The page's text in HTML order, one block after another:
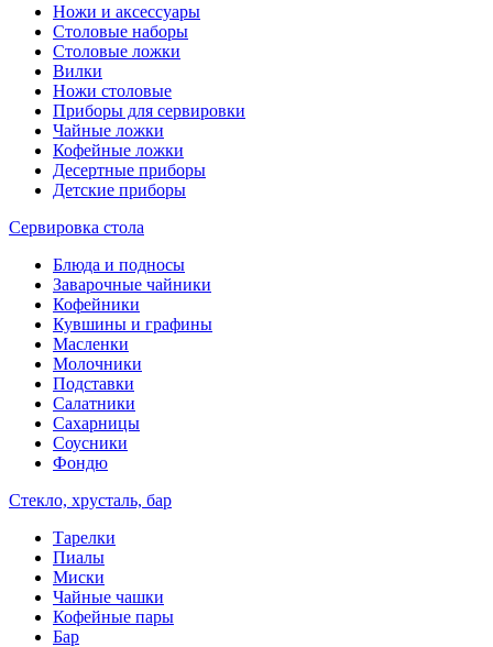
Ножи и аксессуары
Столовые наборы
Столовые ложки
Вилки
Ножи столовые
Приборы для сервировки
Чайные ложки
Кофейные ложки
Десертные приборы
Детские приборы
Сервировка стола
Блюда и подносы
Заварочные чайники
Кофейники
Кувшины и графины
Масленки
Молочники
Подставки
Салатники
Сахарницы
Соусники
Фондю
Стекло, хрусталь, бар
Тарелки
Пиалы
Миски
Чайные чашки
Кофейные пары
Бар